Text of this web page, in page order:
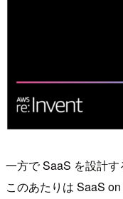
一方で SaaS を設計す
このあたりは SaaS